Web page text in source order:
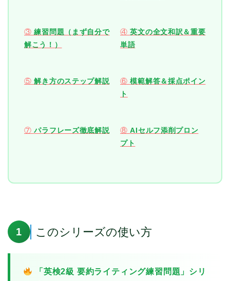
③練習問題（まず自分で
解こう！）
④英文の全文和訳＆重要
単語
⑤解き方のステップ解説 ⑥模範解答＆採点ポイン
ト
⑦パラフレーズ徹底解説 ⑧AIセルフ添削プロン
プト
1 このシリーズの使い方
「英検2級 要約ライティング練習問題」シリ